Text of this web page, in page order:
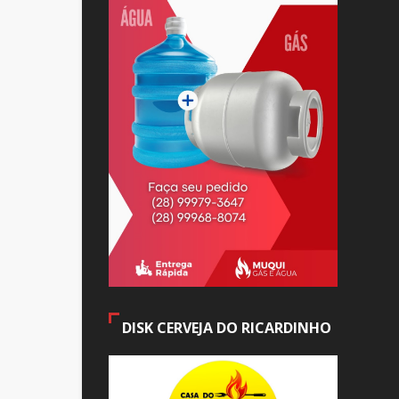
DISK CERVEJA DO RICARDINHO